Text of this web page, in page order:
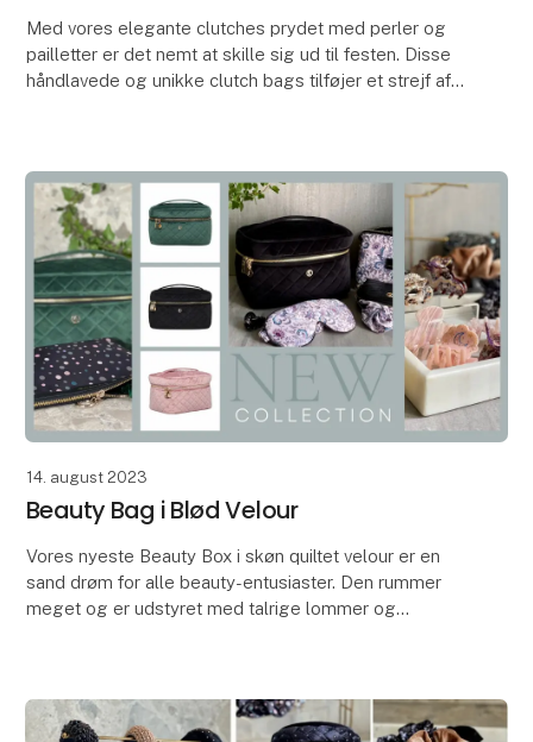
Med vores elegante clutches prydet med perler og
pailletter er det nemt at skille sig ud til festen. Disse
håndlavede og unikke clutch bags tilføjer et strejf af
14. august 2023
Beauty Bag i Blød Velour
Vores nyeste Beauty Box i skøn quiltet velour er en
sand drøm for alle beauty-entusiaster. Den rummer
meget og er udstyret med talrige lommer og